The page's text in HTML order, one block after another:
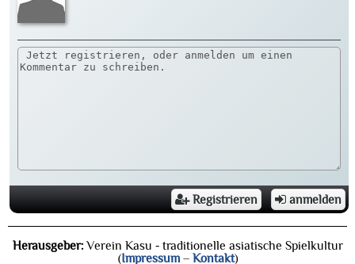
Registrieren anmelden
Herausgeber:Verein Kasu - traditionelle asiatische Spielkultur
(Impressum– Kontakt)